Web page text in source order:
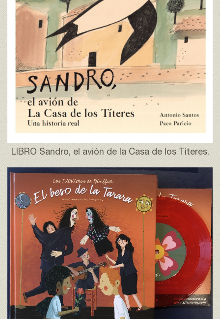
LIBRO Sandro, el avión de la Casa de los Títeres.